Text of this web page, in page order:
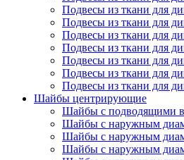
Подвесы из ткани для
Подвесы из ткани для
Подвесы из ткани для
Подвесы из ткани для
Подвесы из ткани для
Подвесы из ткани для
Подвесы из ткани для
Шайбы центрирующие
Шайбы с подводящими
Шайбы с наружным
Шайбы с наружным
Шайбы с наружным